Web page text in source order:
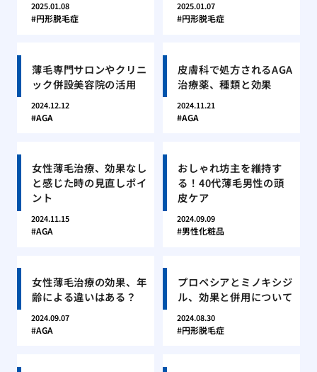
2025.01.08
円形脱毛症
2025.01.07
円形脱毛症
薄毛専門サロンやクリニ
ック併設美容院の活用
2024.12.12
AGA
皮膚科で処方されるAGA
治療薬、種類と効果
2024.11.21
AGA
女性薄毛治療、効果なし
と感じた時の見直しポイ
ント
2024.11.15
AGA
おしゃれ坊主を維持す
る！40代薄毛男性の頭
皮ケア
2024.09.09
男性化粧品
女性薄毛治療の効果、年
齢による違いはある？
2024.09.07
AGA
プロペシアとミノキシジ
ル、効果と併用について
2024.08.30
円形脱毛症